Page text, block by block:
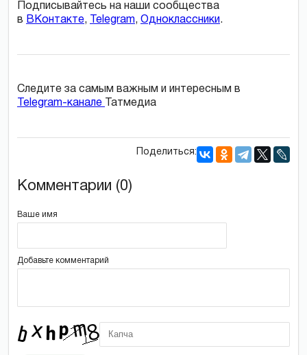
Подписывайтесь на наши сообщества
в ВКонтакте, Telegram, Одноклассники.
Следите за самым важным и интересным в
Telegram-канале
Татмедиа
Поделиться:
Комментарии (0)
Ваше имя
Добавьте комментарий